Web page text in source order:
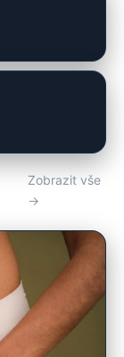
Zobrazit vše
→